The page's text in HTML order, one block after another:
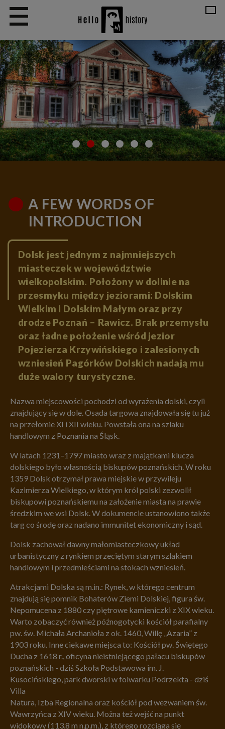
A FEW WORDS OF
INTRODUCTION
Dolsk jest jednym z najmniejszych
miasteczek w województwie
wielkopolskim. Położony w dolinie na
przesmyku między jeziorami: Dolskim
Wielkim i Dolskim Małym oraz przy
drodze Poznań – Rawicz. Brak przemysłu
oraz ładne położenie wśród jezior
Pojezierza Krzywińskiego i zalesionych
wzniesień Pagórków Dolskich nadają mu
duże walory turystyczne.
Nazwa miejscowości pochodzi od wyrażenia dolski, czyli
znajdujący się w dole. Osada targowa znajdowała się tu już
na przełomie XI i XII wieku. Powstała ona na szlaku
handlowym z Poznania na Śląsk.
W latach 1231–1797 miasto wraz z majątkami klucza
dolskiego było własnością biskupów poznańskich. W roku
1359 Dolsk otrzymał prawa miejskie w przywileju
Kazimierza Wielkiego, w którym król polski zezwolił
biskupowi poznańskiemu na założenie miasta na prawie
średzkim we wsi Dolsk. W dokumencie ustanowiono także
targ co środę oraz nadano immunitet ekonomiczny i sąd.
Dolsk zachował dawny małomiasteczkowy układ
urbanistyczny z rynkiem przeciętym starym szlakiem
handlowym i przedmieściami na stokach wzniesień.
Atrakcjami Dolska są m.in.: Rynek, w którego centrum
znajdują się pomnik Bohaterów Ziemi Dolskiej, figura św.
Nepomucena z 1880 czy piętrowe kamieniczki z XIX wieku.
Warto zobaczyć również późnogotycki kościół parafialny
pw. św. Michała Archanioła z ok. 1460, Willę „Azaria” z
1903 roku. Inne ciekawe miejsca to: Kościół pw. Świętego
Ducha z 1618 r., oficyna nieistniejącego pałacu biskupów
poznańskich - dziś Szkoła Podstawowa im. J.
Kusocińskiego, park dworski w folwarku Podrzekta - dziś
Villa
Natura, Izba Regionalna oraz kościół pod wezwaniem św.
Wawrzyńca z XIV wieku. Można też wejść na punkt
widokowy (113,8 m n.p.m.), z którego rozciąga się